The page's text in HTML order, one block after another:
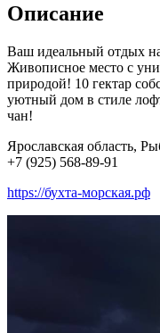
Описание
Ваш идеальный отдых
Живописное место с
природой! 10 гектар
уютный дом в стиле
чан!
Ярославская область,
+7 (925) 568-89-91
https://бухта-морская.рф